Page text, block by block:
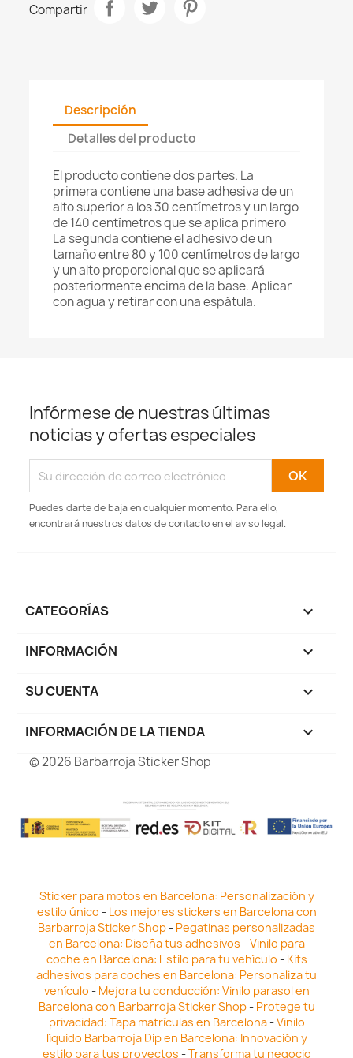
Compartir
Descripción
Detalles del producto
El producto contiene dos partes. La
primera contiene una base adhesiva de un
alto superior a los 30 centímetros y un largo
de 140 centímetros que se aplica primero
La segunda contiene el adhesivo de un
tamaño entre 80 y 100 centímetros de largo
y un alto proporcional que se aplicará
posteriormente encima de la base. Aplicar
con agua y retirar con una espátula.
Infórmese de nuestras últimas
noticias y ofertas especiales
Puedes darte de baja en cualquier momento. Para ello,
encontrará nuestros datos de contacto en el aviso legal.
CATEGORÍAS 
INFORMACIÓN 
SU CUENTA 
INFORMACIÓN DE LA TIENDA keyboard_arrow_down
© 2026 Barbarroja Sticker Shop
Sticker para motos en Barcelona: Personalización y
estilo único - Los mejores stickers en Barcelona con
Barbarroja Sticker Shop- Pegatinas personalizadas
en Barcelona: Diseña tus adhesivos -Vinilo para
coche en Barcelona: Estilo para tu vehículo - Kits
adhesivos para coches en Barcelona: Personaliza tu
vehículo - Mejora tu conducción: Vinilo parasol en
Barcelona con Barbarroja Sticker Shop- Protege tu
privacidad: Tapa matrículas en Barcelona-Vinilo
líquido Barbarroja Dip en Barcelona: Innovación y
estilo para tus proyectos -Transforma tu negocio